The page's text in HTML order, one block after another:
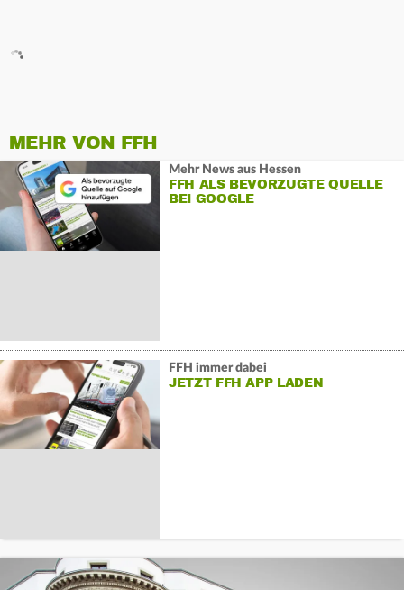
MEHR VON FFH
Mehr News aus Hessen
FFH ALS BEVORZUGTE QUELLE
BEI GOOGLE
FFH immer dabei
JETZT FFH APP LADEN